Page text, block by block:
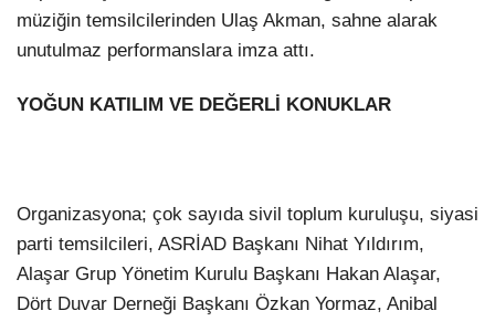
müziğin temsilcilerinden Ulaş Akman, sahne alarak
unutulmaz performanslara imza attı.
YOĞUN KATILIM VE DEĞERLİ KONUKLAR
Organizasyona; çok sayıda sivil toplum kuruluşu, siyasi
parti temsilcileri, ASRİAD Başkanı Nihat Yıldırım,
Alaşar Grup Yönetim Kurulu Başkanı Hakan Alaşar,
Dört Duvar Derneği Başkanı Özkan Yormaz, Anibal